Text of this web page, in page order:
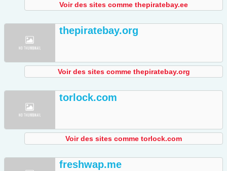
Voir des sites comme thepiratebay.ee
thepiratebay.org
Voir des sites comme thepiratebay.org
torlock.com
Voir des sites comme torlock.com
freshwap.me